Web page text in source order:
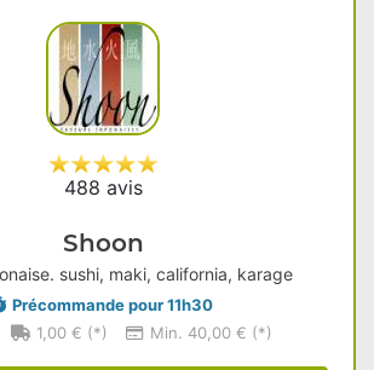
488 avis
Shoon
sushi, maki, california, karage
Précommande pour 11h30
1,00 € (*) Min. 40,00 € (*)